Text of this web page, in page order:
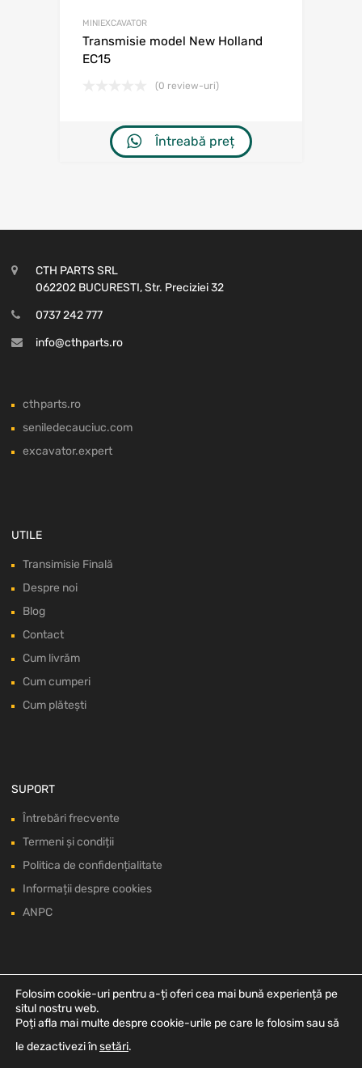
MINIEXCAVATOR
Transmisie model New Holland
EC15
(0 review-uri)
Întreabă preț
CTH PARTS SRL
062202 BUCURESTI, Str. Preciziei 32
0737 242 777
info@cthparts.ro
cthparts.ro
seniledecauciuc.com
excavator.expert
UTILE
Transimisie Finală
Despre noi
Blog
Contact
Cum livrăm
Cum cumperi
Cum plătești
SUPORT
Întrebări frecvente
Termeni și condiții
Politica de confidențialitate
Informații despre cookies
ANPC
Folosim cookie-uri pentru a-ți oferi cea mai bună experiență pe
situl nostru web.
Poți afla mai multe despre cookie-urile pe care le folosim sau să
le dezactivezi însetări.